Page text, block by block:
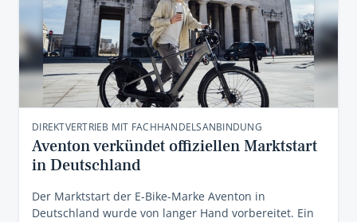
DIREKTVERTRIEB MIT FACHHANDELSANBINDUNG
Aventon verkündet offiziellen Marktstart
in Deutschland
Der Marktstart der E-Bike-Marke Aventon in
Deutschland wurde von langer Hand vorbereitet. Ein